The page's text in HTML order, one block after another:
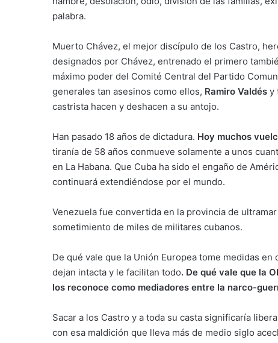
palabra.
Muerto Chávez, el mejor discípulo de los Castro,
designados por Chávez, entrenado el primero
máximo poder del Comité Central del Partido
generales tan asesinos como ellos, Ramiro Valdés y
castrista hacen y deshacen a su antojo.
Han pasado 18 años de dictadura. Hoy muchos
tiranía de 58 años conmueve solamente a unos
en La Habana. Que Cuba ha sido el engaño de
continuará extendiéndose por el mundo.
Venezuela fue convertida en la provincia de
sometimiento de miles de militares cubanos.
De qué vale que la Unión Europea tome medidas
dejan intacta y le facilitan todo. De qué vale que la
los reconoce como mediadores entre la narco-
Sacar a los Castro y a toda su casta significaría
con esa maldición que lleva más de medio siglo